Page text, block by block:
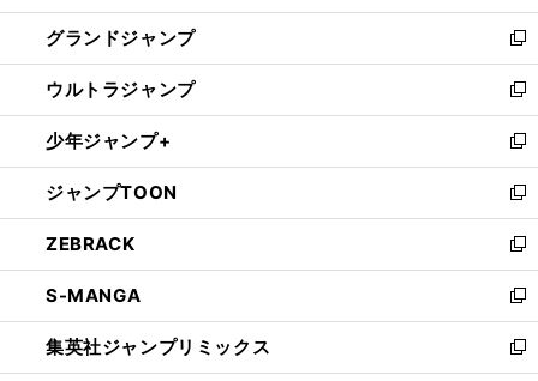
ウ
で
開
く
ン
ド
ウ
で
開
く
ウ
ィ
ン
ド
ウ
で
開
く
し
い
ウ
ィ
ン
ド
ウ
で
開
く
グランドジャンプ
新
し
い
ウ
ィ
ン
ド
ウ
で
開
く
ウルトラジャンプ
新
し
い
ウ
ィ
ン
ド
ウ
で
開
く
少年ジャンプ+
新
し
い
ウ
ィ
ン
ド
ウ
で
開
ジャンプTOON
新
し
い
ウ
ィ
ン
ド
ウ
ZEBRACK
新
し
い
ウ
ィ
ン
S-MANGA
新
し
い
ウ
集英社ジャンプリミックス
新